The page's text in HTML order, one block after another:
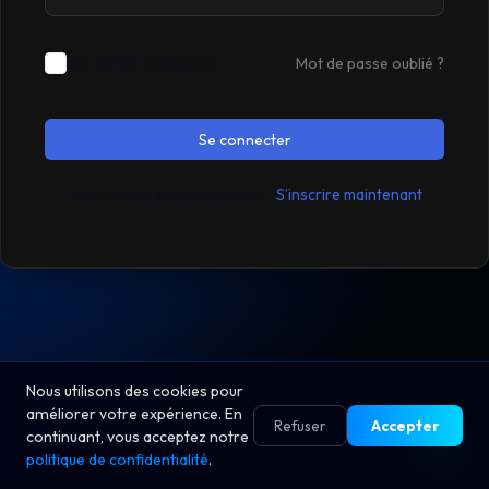
Mot de passe oublié ?
Se connecter
S’inscrire maintenant
Nous utilisons des cookies pour
améliorer votre expérience. En
continuant, vous acceptez notre
politique de confidentialité.
Refuser Accepter